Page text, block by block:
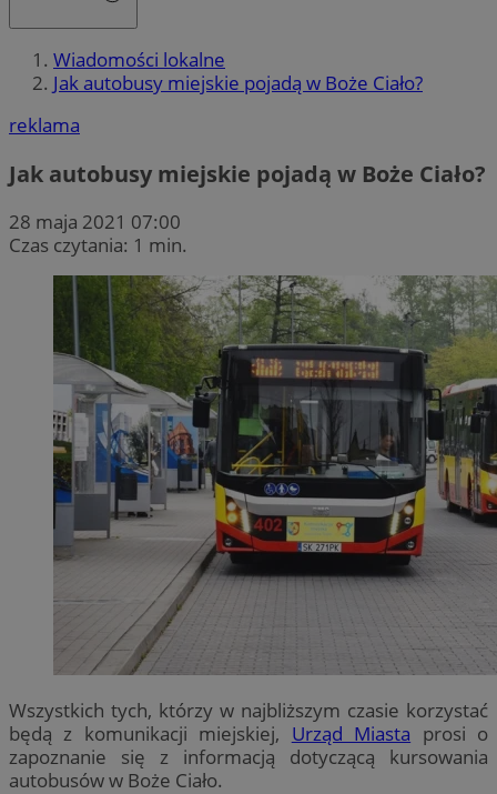
Wiadomości lokalne
Jak autobusy miejskie pojadą w Boże Ciało?
reklama
Jak autobusy miejskie pojadą w Boże Ciało?
28 maja 2021 07:00
Czas czytania: 1 min.
Wszystkich tych, którzy w najbliższym czasie korzystać
będą z komunikacji miejskiej, Urząd Miasta prosi o
zapoznanie się z informacją dotyczącą kursowania
autobusów w Boże Ciało.